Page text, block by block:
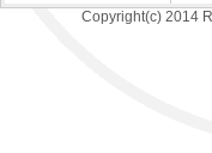
Copyright(c) 2014